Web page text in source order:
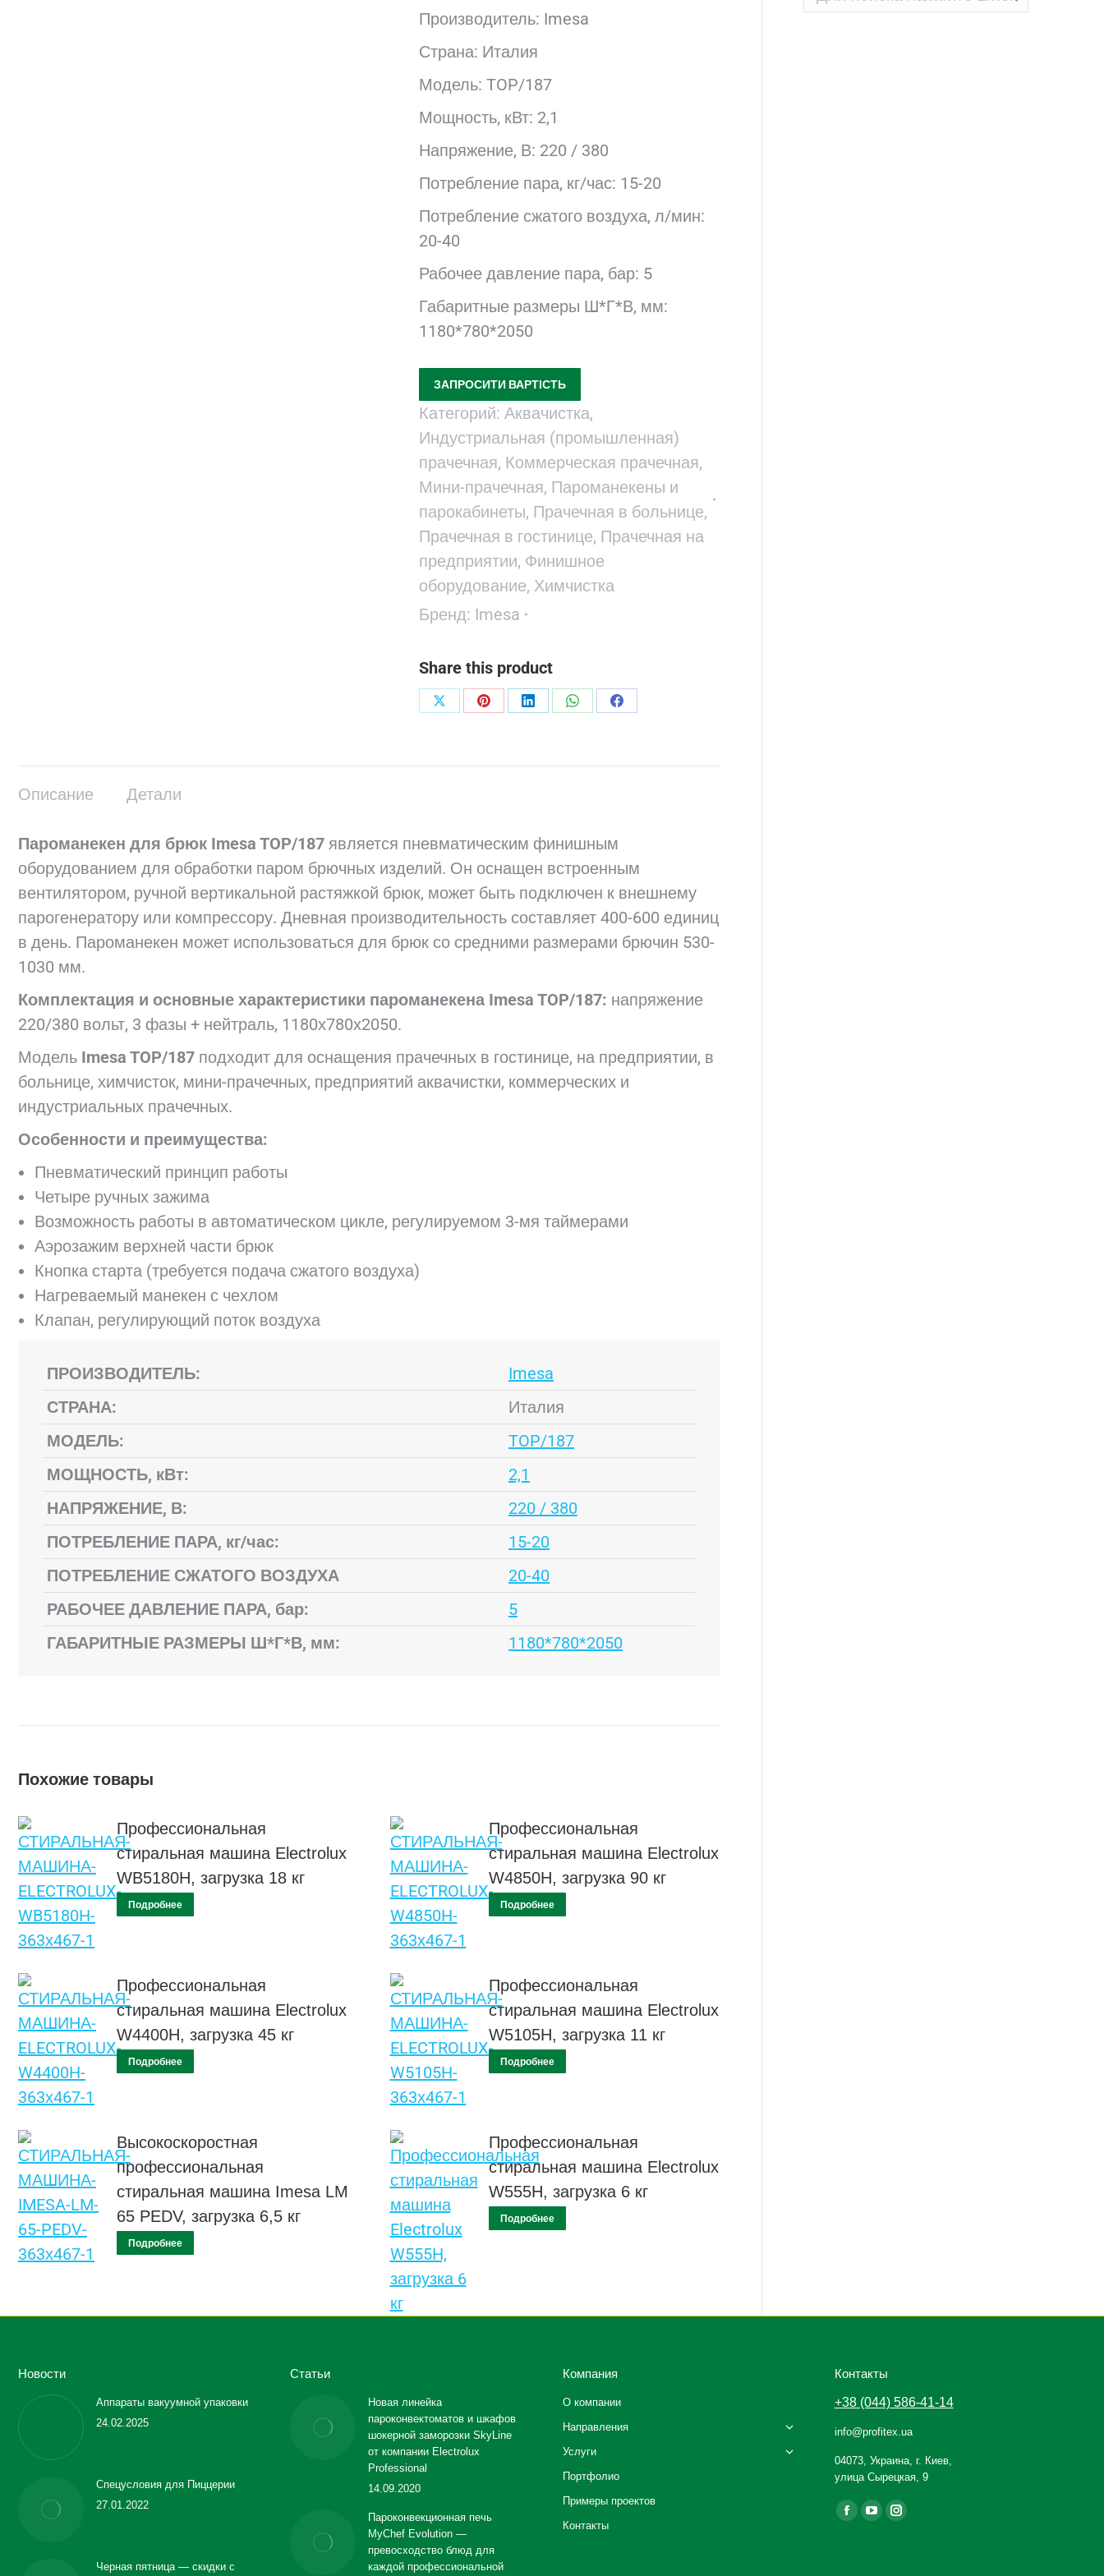
Производитель: Imesa
Страна: Италия
Модель: TOP/187
Мощность, кВт: 2,1
Напряжение, В: 220 / 380
Потребление пара, кг/час: 15-20
Потребление сжатого воздуха, л/мин:
20-40
Рабочее давление пара, бар: 5
Габаритные размеры Ш*Г*В, мм:
1180*780*2050
ЗАПРОСИТИ ВАРТІСТЬ
Категорий: Аквачистка,
Индустриальная (промышленная)
прачечная, Коммерческая прачечная,
Мини-прачечная, Пароманекены и
парокабинеты, Прачечная в больнице,
Прачечная в гостинице, Прачечная на
предприятии, Финишное
оборудование, Химчистка
Бренд: Imesa
Share this product
ПоделитьсяПоделитьсяПоделитьсяПоделитьсяПоделиться
Описание Детали
Пароманекен для брюк Imesa TOP/187 является пневматическим финишным
оборудованием для обработки паром брючных изделий. Он оснащен встроенным
вентилятором, ручной вертикальной растяжкой брюк, может быть подключен к внешнему
парогенератору или компрессору. Дневная производительность составляет 400-600 единиц
в день. Пароманекен может использоваться для брюк со средними размерами брючин 530-
1030 мм.
Комплектация и основные характеристики пароманекена Imesa TOP/187: напряжение
220/380 вольт, 3 фазы + нейтраль, 1180х780х2050.
Модель Imesa TOP/187 подходит для оснащения прачечных в гостинице, на предприятии, в
больнице, химчисток, мини-прачечных, предприятий аквачистки, коммерческих и
индустриальных прачечных.
Особенности и преимущества:
Пневматический принцип работы
Четыре ручных зажима
Возможность работы в автоматическом цикле, регулируемом 3-мя таймерами
Аэрозажим верхней части брюк
Кнопка старта (требуется подача сжатого воздуха)
Нагреваемый манекен с чехлом
Клапан, регулирующий поток воздуха
ПРОИЗВОДИТЕЛЬ:
Imesa
СТРАНА:
Италия
МОДЕЛЬ:
TOP/187
МОЩНОСТЬ, кВт:
2,1
НАПРЯЖЕНИЕ, В:
220 / 380
ПОТРЕБЛЕНИЕ ПАРА, кг/час:
15-20
ПОТРЕБЛЕНИЕ СЖАТОГО ВОЗДУХА
20-40
РАБОЧЕЕ ДАВЛЕНИЕ ПАРА, бар:
5
ГАБАРИТНЫЕ РАЗМЕРЫ Ш*Г*В, мм:
1180*780*2050
Похожие товары
Профессиональная
стиральная машина Electrolux
WB5180H, загрузка 18 кг
Подробнее
Профессиональная
стиральная машина Electrolux
W4850H, загрузка 90 кг
Подробнее
Профессиональная
стиральная машина Electrolux
W4400H, загрузка 45 кг
Подробнее
Профессиональная
стиральная машина Electrolux
W5105H, загрузка 11 кг
Подробнее
Высокоскоростная
профессиональная
стиральная машина Imesa LM
65 PEDV, загрузка 6,5 кг
Подробнее
Профессиональная
стиральная машина Electrolux
W555H, загрузка 6 кг
Подробнее
Новости
Аппараты вакуумной упаковки
24.02.2025
Спецусловия для Пиццерии
27.01.2022
Черная пятница — скидки с
Статьи
Новая линейка
пароконвектоматов и шкафов
шокерной заморозки SkyLine
от компании Electrolux
Professional
14.09.2020
Пароконвекционная печь
MyChef Evolution —
превосходство блюд для
каждой профессиональной
Компания
О компании
Направления
Услуги
Портфолио
Примеры проектов
Контакты
Контакты
+38 (044) 586-41-14
info@profitex.ua
04073, Украина, г. Киев,
улица Сырецкая, 9
Ищите нас:
Facebook
YouTubeInstagram